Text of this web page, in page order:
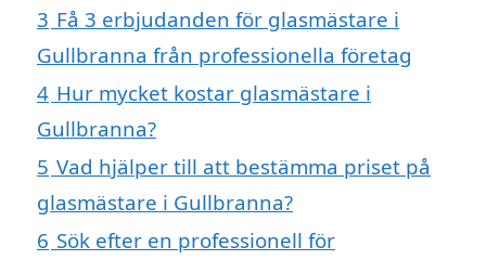
3 Få 3 erbjudanden för glasmästare i
Gullbranna från professionella företag
4 Hur mycket kostar glasmästare i
Gullbranna?
5 Vad hjälper till att bestämma priset på
glasmästare i Gullbranna?
6 Sök efter en professionell för